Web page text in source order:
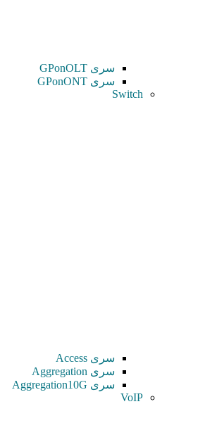
سری GPonOLT
سری GPonONT
Switch
سری Access
سری Aggregation
سری Aggregation10G
VoIP